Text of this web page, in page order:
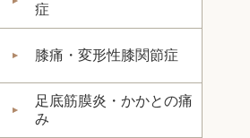
症
膝痛・変形性膝関節症
足底筋膜炎・かかとの痛
み